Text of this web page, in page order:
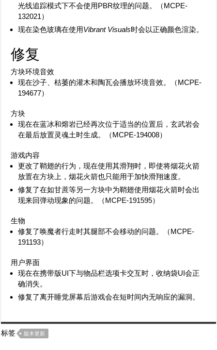
光线追踪模式下不会使用PBR纹理的问题。（MCPE-
132021）
现在染色玻璃在使用Vibrant Visuals时会以正确颜色渲染。
修复
方块环境音效
现在沙子、枯萎的灌木和陶瓦会播放环境音效。（MCPE-
194677）
方块
现在在蓝冰和熔岩已经再次位于适当的位置后，玄武岩会
在最后放置灵魂土时生成。（MCPE-194008）
游戏内容
更改了鞘翅的行为，现在使用其滑翔时，即使将烟花火箭
放置在方块上，烟花火箭也只能用于加快滑翔速度。
修复了在如甘蔗等另一方块中为鞘翅使用烟花火箭时会出
现来回弹动现象的问题。（MCPE-191595）
生物
修复了唤魔者行走时其腿部不会移动的问题。（MCPE-
191193）
用户界面
现在在携带版UI下与物品栏选项卡交互时，收纳袋UI会正
确消失。
修复了离开睡觉屏幕后游戏会在短时间内无响应的漏洞。
标签 版本更新